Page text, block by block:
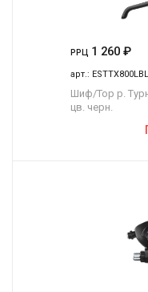
РРЦ 1 260 ₽
арт.: ESTTX800LBL
Шиф/Тор р.
цв. черн.